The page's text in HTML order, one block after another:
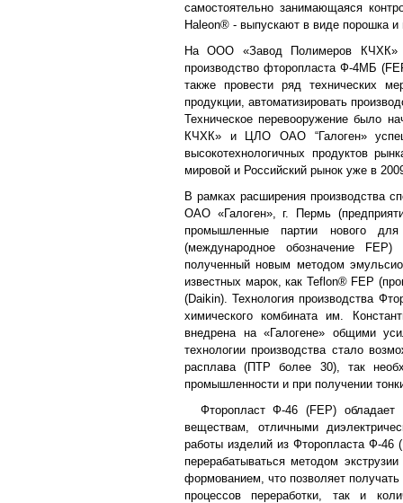
самостоятельно занимающаяся
Haleon® - выпускают в виде порошка и
На ООО «Завод Полимеров КЧХК»
производство фторопласта Ф-4МБ
также провести ряд технических
продукции, автоматизировать
Техническое перевооружение было
КЧХК» и ЦЛО ОАО “Галоген»
высокотехнологичных продуктов
мировой и Российский рынок уже в
В рамках расширения производства
ОАО «Галоген», г. Пермь
промышленные партии нового
(международное обозначение
полученный новым методом
известных марок, как Teflon® FEP
(Daikin). Технология производства
химического комбината им.
внедрена на «Галогене» общими
технологии производства стало
расплава (ПТР более 30), так
промышленности и при получении
Фторопласт Ф-46 (FEP) обладает
веществам, отличными
работы изделий из Фторопласта Ф-46
перерабатываться методом
формованием, что позволяет
процессов переработки, так и